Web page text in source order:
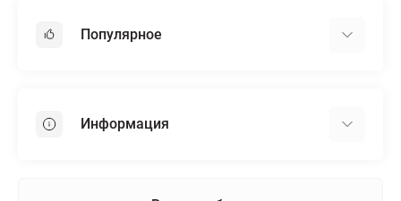
Популярное
Пенопласт
Информация